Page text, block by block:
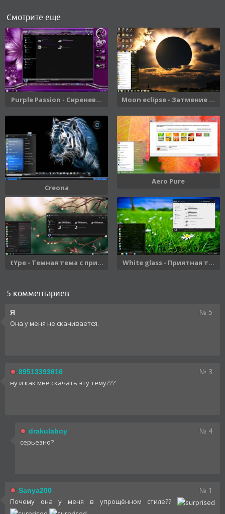
Смотрите еще
Purple Passion - Сиренев... Moon eclipse - Затмение ...
Creona
Aero Pure
tYpe - Темная тема с при... White glass - Приятная т...
5 комментариев
Я № 5
Она у меня не скачивается.
89513393616 № 3
ну и как мне скачать эту тему???
drakulaboy № 4
серьезно?
Sanya200 № 1
Почему она у меня в упрощённом стиле??